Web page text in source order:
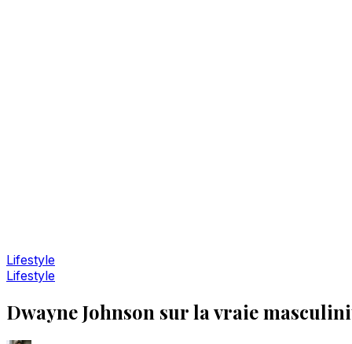
Lifestyle
Lifestyle
Dwayne Johnson sur la vraie